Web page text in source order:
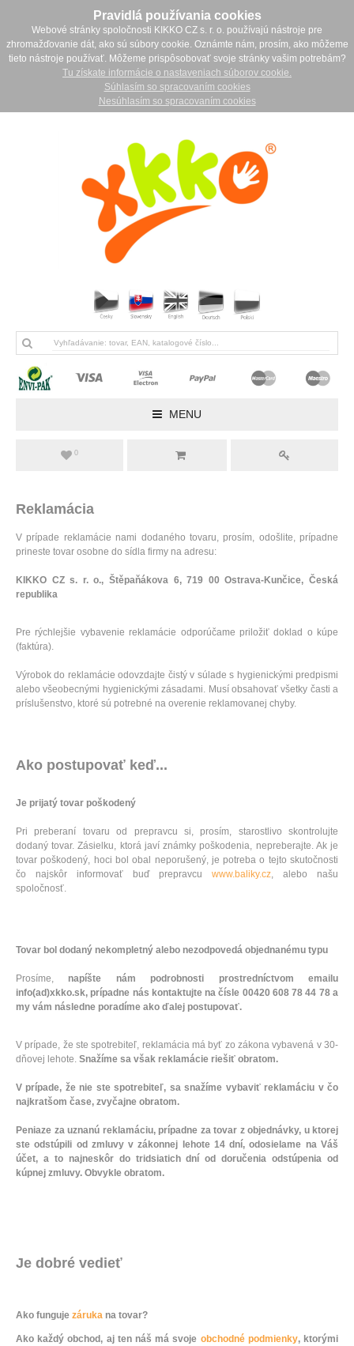
Pravidlá používania cookies
Webové stránky spoločnosti KIKKO CZ s. r. o. používajú nástroje pre
zhromažďovanie dát, ako sú súbory cookie. Oznámte nám, prosím, ako môžeme
tieto nástroje používať. Môžeme prispôsobovať svoje stránky vašim potrebám?
Tu získate informácie o nastaveniach súborov cookie.
Súhlasím so spracovaním cookies
Nesúhlasím so spracovaním cookies
MENU
0
Reklamácia
V prípade reklamácie nami dodaného tovaru, prosím, odošlite, prípadne
prineste tovar osobne do sídla firmy na adresu:
KIKKO CZ s. r. o., Štěpaňákova 6, 719 00 Ostrava-Kunčice, Česká
republika
Pre rýchlejšie vybavenie reklamácie odporúčame priložiť doklad o kúpe
(faktúra).
Výrobok do reklamácie odovzdajte čistý v súlade s hygienickými predpismi
alebo všeobecnými hygienickými zásadami. Musí obsahovať všetky časti a
príslušenstvo, ktoré sú potrebné na overenie reklamovanej chyby.
Ako postupovať keď...
Je prijatý tovar poškodený
Pri preberaní tovaru od prepravcu si, prosím, starostlivo skontrolujte
dodaný tovar. Zásielku, ktorá javí známky poškodenia, nepreberajte. Ak je
tovar poškodený, hoci bol obal neporušený, je potreba o tejto skutočnosti
čo najskôr informovať buď prepravcu www.baliky.cz, alebo našu
spoločnosť.
Tovar bol dodaný nekompletný alebo nezodpovedá objednanému typu
Prosíme, napíšte nám podrobnosti prostredníctvom emailu
info(ad)xkko.sk, prípadne nás kontaktujte na čísle 00420 608 78 44 78 a
my vám následne poradíme ako ďalej postupovať.
V prípade, že ste spotrebiteľ, reklamácia má byť zo zákona vybavená v 30-
dňovej lehote. Snažíme sa však reklamácie riešiť obratom.
V prípade, že nie ste spotrebiteľ, sa snažíme vybaviť reklamáciu v čo
najkratšom čase, zvyčajne obratom.
Peniaze za uznanú reklamáciu, prípadne za tovar z objednávky, u ktorej
ste odstúpili od zmluvy v zákonnej lehote 14 dní, odosielame na Váš
účet, a to najneskôr do tridsiatich dní od doručenia odstúpenia od
kúpnej zmluvy. Obvykle obratom.
Je dobré vedieť
Ako funguje záruka na tovar?
Ako každý obchod, aj ten náš má svoje obchodné podmienky, ktorými